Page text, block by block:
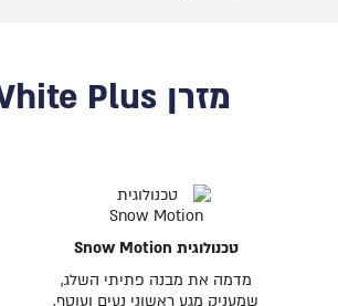
מזרן Molly White Plus דור 5
טכנולוגית Snow Motion
מדמה את מבנה פתיתי השלג,
שמעניק מגע ראשוני נעים ועוטף,